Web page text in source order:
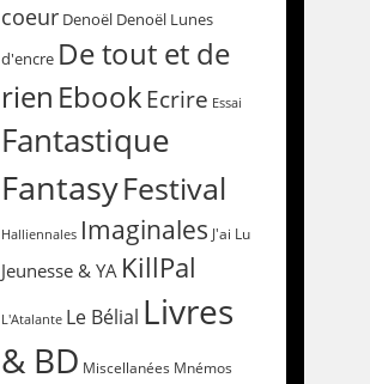
coeur Denoël Denoël Lunes
d'encre De tout et de
rien EbookEcrire Essai
Fantastique
FantasyFestival
Halliennales Imaginales J'ai Lu
Jeunesse & YA KillPal
L'Atalante Le Bélial Livres
& BD Miscellanées Mnémos